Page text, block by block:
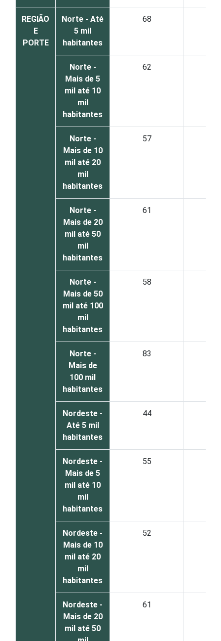
REGIÃO
E
PORTE
Norte - Até
5 mil
habitantes
68
Norte -
Mais de 5
mil até 10
mil
habitantes
62
Norte -
Mais de 10
mil até 20
mil
habitantes
57
Norte -
Mais de 20
mil até 50
mil
habitantes
61
Norte -
Mais de 50
mil até 100
mil
habitantes
58
Norte -
Mais de
100 mil
habitantes
83
Nordeste -
Até 5 mil
habitantes
44
Nordeste -
Mais de 5
mil até 10
mil
habitantes
55
Nordeste -
Mais de 10
mil até 20
mil
habitantes
52
Nordeste -
Mais de 20
mil até 50
61